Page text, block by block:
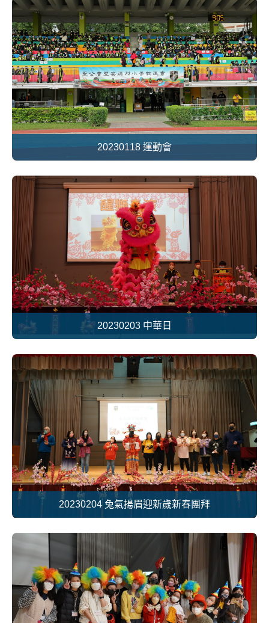
20230118 運動會
20230203 中華日
20230204 兔氣揚眉迎新歲新春團拜